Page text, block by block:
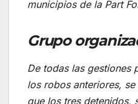
municipios de la Part
Grupo
De todas las gestiones
los robos anteriores,
que los tres detenidos,